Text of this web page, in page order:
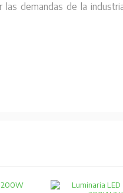
demandas de la